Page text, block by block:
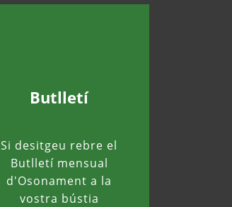
Butlletí
Si desitgeu rebre el
Butlletí mensual
d'Osonament a la
vostra bústia